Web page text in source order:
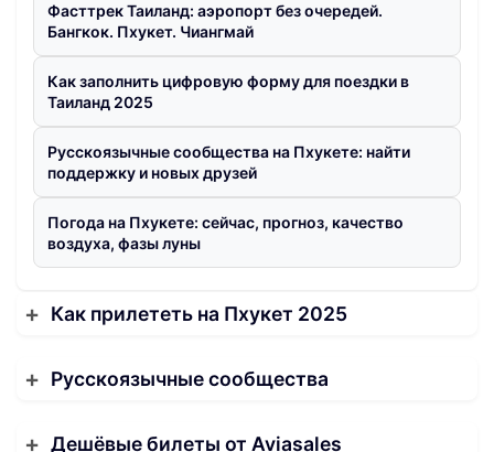
Фасттрек Таиланд: аэропорт без очередей.
Бангкок. Пхукет. Чиангмай
Как заполнить цифровую форму для поездки в
Таиланд 2025
Русскоязычные сообщества на Пхукете: найти
поддержку и новых друзей
Погода на Пхукете: сейчас, прогноз, качество
воздуха, фазы луны
Как прилететь на Пхукет 2025
Русскоязычные сообщества
Дешёвые билеты от Aviasales